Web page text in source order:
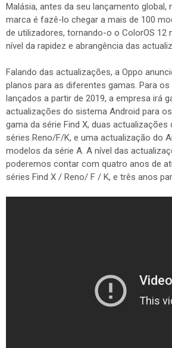
Malásia, antes da seu lançamento global,
marca é fazê-lo chegar a mais de 100
de utilizadores, tornando-o o ColorOS 12
nível da rapidez e abrangência das
Falando das actualizações, a Oppo
planos para as diferentes gamas. Para os
lançados a partir de 2019, a empresa irá
actualizações do sistema Android para
gama da série Find X, duas actualizações
séries Reno/F/K, e uma actualização do
modelos da série A. A nível das
poderemos contar com quatro anos de
séries Find X / Reno/ F / K, e três anos